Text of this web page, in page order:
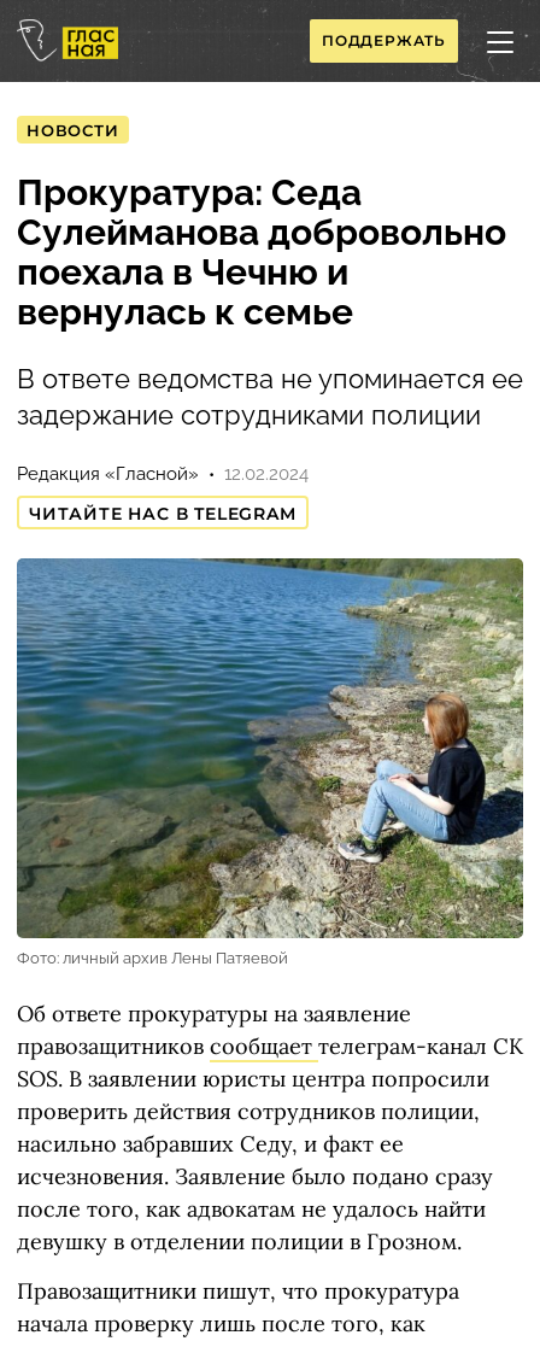
ПОДДЕРЖАТЬ
НОВОСТИ
Прокуратура: Седа
Сулейманова добровольно
поехала в Чечню и
вернулась к семье
В ответе ведомства не упоминается ее
задержание сотрудниками полиции
Редакция «Гласной»
12.02.2024
ЧИТАЙТЕ НАС В TELEGRAM
Фото: личный архив Лены Патяевой
Об ответе прокуратуры на заявление
правозащитников сообщает телеграм-канал СК
SOS. В заявлении юристы центра попросили
проверить действия сотрудников полиции,
насильно забравших Седу, и факт ее
исчезновения. Заявление было подано сразу
после того, как адвокатам не удалось найти
девушку в отделении полиции в Грозном.
Правозащитники пишут, что прокуратура
начала проверку лишь после того, как